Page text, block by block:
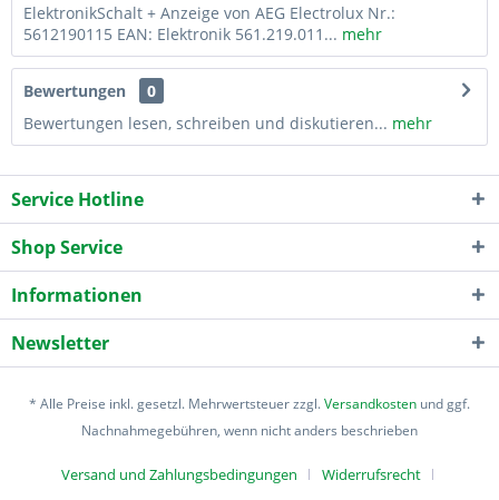
ElektronikSchalt + Anzeige von AEG Electrolux Nr.:
5612190115 EAN: Elektronik 561.219.011... mehr
Bewertungen
0
Bewertungen lesen, schreiben und diskutieren... mehr
Service Hotline
Shop Service
Informationen
Newsletter
* Alle Preise inkl. gesetzl. Mehrwertsteuer zzgl.Versandkosten und ggf.
Nachnahmegebühren, wenn nicht anders beschrieben
Versand und Zahlungsbedingungen Widerrufsrecht